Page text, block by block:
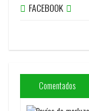
FACEBOOK
Comentados